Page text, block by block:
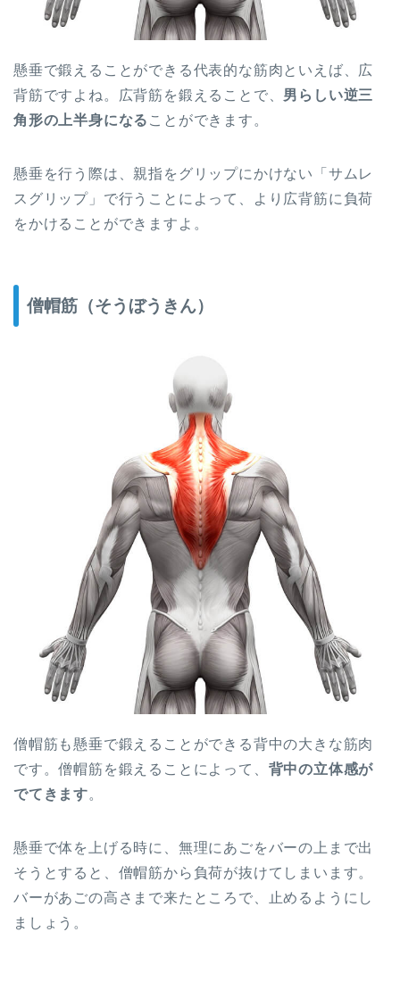
懸垂で鍛えることができる代表的な筋肉といえば、広
背筋ですよね。広背筋を鍛えることで、 男らしい逆三
角形の上半身になる ことができます。
懸垂を行う際は、親指をグリップにかけない「サムレ
スグリップ」で行うことによって、より広背筋に負荷
をかけることができますよ。
僧帽筋（そうぼうきん）
僧帽筋も懸垂で鍛えることができる背中の大きな筋肉
です。僧帽筋を鍛えることによって、 背中の立体感が
でてきます。
懸垂で体を上げる時に、無理にあごをバーの上まで出
そうとすると、僧帽筋から負荷が抜けてしまいます。
バーがあごの高さまで来たところで、止めるようにし
ましょう。